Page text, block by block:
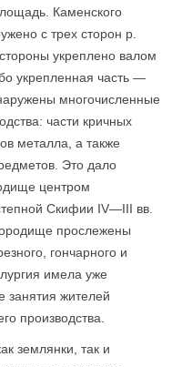
Каменского
с трех сторон р.
укреплено валом
укрепленная часть —
многочисленные
части кричных
металла, а также
Это дало
центром
Скифии IV—III вв.
прослежены
гончарного и
имела уже
занятия жителей
производства.
землянки, так и